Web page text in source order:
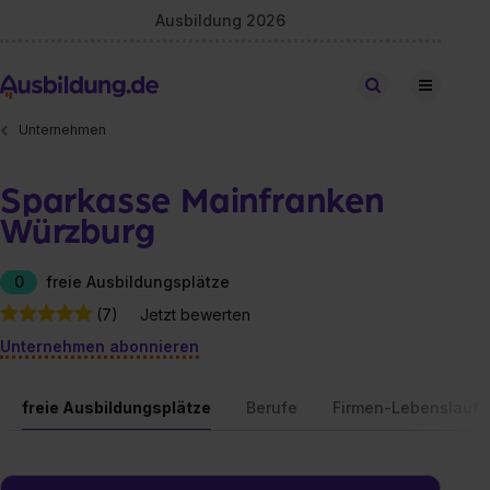
Ausbildung 2026
Stellen finden
Unternehmen
Sparkasse Mainfranken
Würzburg
0
freie Ausbildungsplätze
(7)
Jetzt bewerten
Unternehmen abonnieren
freie Ausbildungsplätze Berufe Firmen-Lebenslauf